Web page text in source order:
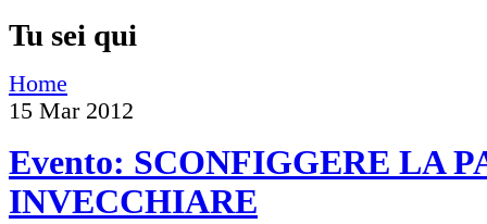
Tu sei qui
Home
15 Mar 2012
Evento: SCONFIGGERE LA
INVECCHIARE